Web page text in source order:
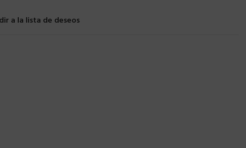
a la lista de deseos